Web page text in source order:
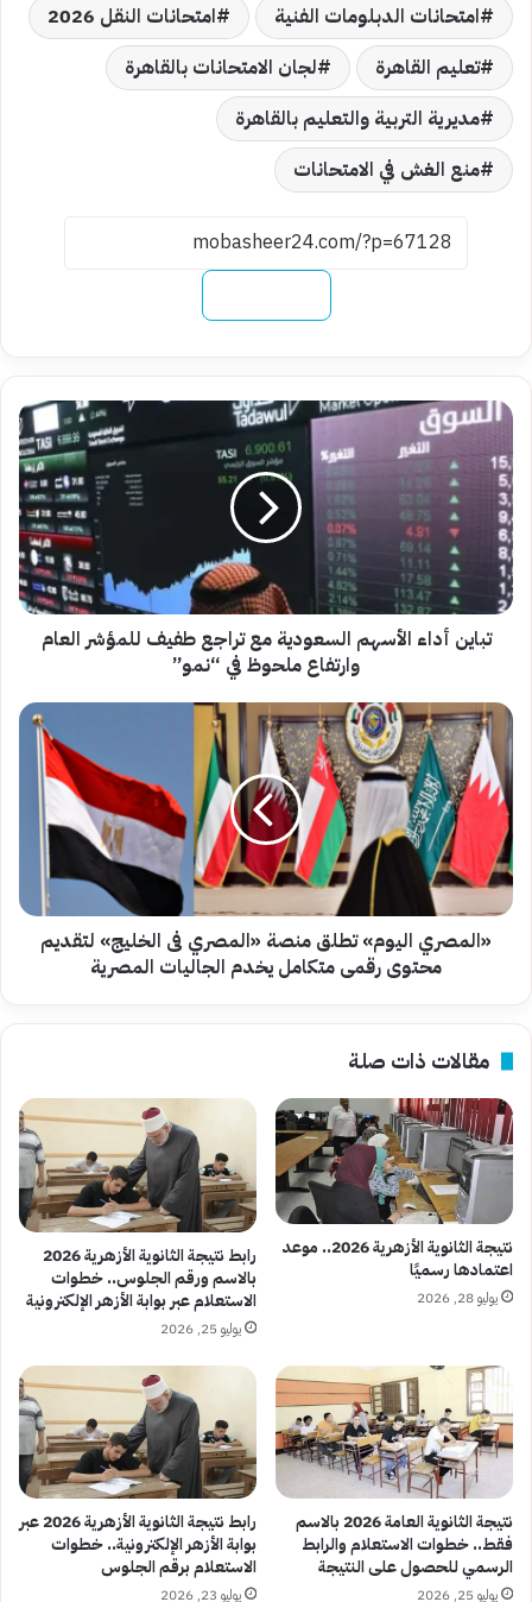
امتحانات الدبلومات الفنية
امتحانات النقل 2026
تعليم القاهرة
لجان الامتحانات بالقاهرة
مديرية التربية والتعليم بالقاهرة
منع الغش في الامتحانات
تباين
أداء
الأسهم
السعودية
مع
تراجع
طفيف
للمؤشر
العام
وارتفاع
ملحوظ
“نمو”
تباين أداء الأسهم السعودية مع تراجع طفيف للمؤشر العام
وارتفاع ملحوظ في “نمو”
«المصري
اليوم»
تطلق
منصة
«المصري
فى
الخليج»
لتقديم
محتوى
رقمى
الجاليات
«المصري اليوم» تطلق منصة «المصري فى الخليج» لتقديم
محتوى رقمى متكامل يخدم الجاليات المصرية
مقالات ذات صلة
نتيجة الثانوية الأزهرية 2026.. موعد
اعتمادها رسميًا
يوليو 28, 2026
رابط نتيجة الثانوية الأزهرية 2026
بالاسم ورقم الجلوس.. خطوات
الاستعلام عبر بوابة الأزهر الإلكترونية
يوليو 25, 2026
نتيجة الثانوية العامة 2026 بالاسم
فقط.. خطوات الاستعلام والرابط
الرسمي للحصول على النتيجة
يوليو 25, 2026
رابط نتيجة الثانوية الأزهرية 2026 عبر
بوابة الأزهر الإلكترونية.. خطوات
الاستعلام برقم الجلوس
يوليو 23, 2026